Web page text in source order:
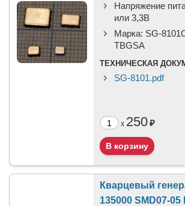
Напряжение
или 3,3B
Марка: SG-
TBGSA
ТЕХНИЧЕСКАЯ
SG-8101.pdf
x 250₽
Кварцевый
135000 SMD07-05